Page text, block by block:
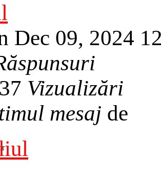
Dec 09, 2024
Vizualizări
mesaj de